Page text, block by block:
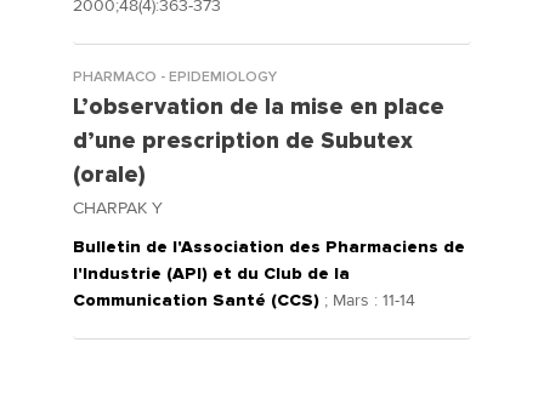
2000;48(4):363-373
PHARMACO - EPIDEMIOLOGY
L’observation de la mise en place
d’une prescription de Subutex
(orale)
CHARPAK Y
Bulletin de l'Association des Pharmaciens de
l'Industrie (API) et du Club de la
Communication Santé (CCS) ; Mars : 11-14